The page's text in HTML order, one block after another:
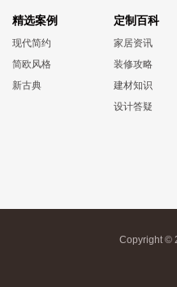
精选案例
现代简约
简欧风格
新古典
定制百科
家居资讯
装修攻略
建材知识
设计答疑
Copyright ©